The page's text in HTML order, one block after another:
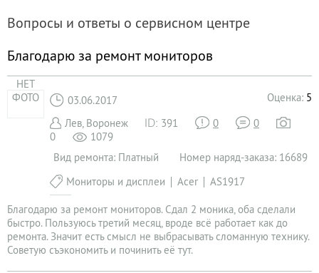
Вопросы и ответы о сервисном центре
Благодарю за ремонт мониторов
НЕТ
ФОТО
Оценка: 5
03.06.2017
Лев, Воронеж
391 0
0
0
1079
Вид ремонта: Платный
Номер наряд-заказа: 16689
Мониторы и дисплеи
Acer AS1917
Благодарю за ремонт мониторов. Сдал 2 моника, оба сделали
быстро. Пользуюсь третий месяц, вроде всё работает как до
ремонта. Значит есть смысл не выбрасывать сломанную технику.
Советую съэкономить и починить её тут.